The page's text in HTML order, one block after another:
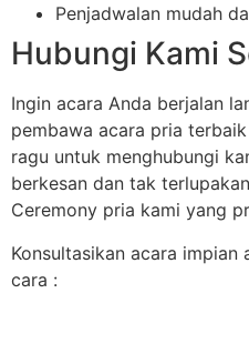
Penjadwalan mudah
Hubungi Kami
Ingin acara Anda berjalan
pembawa acara pria
ragu untuk menghubungi
berkesan dan tak
Ceremony pria kami yang
Konsultasikan acara
cara :